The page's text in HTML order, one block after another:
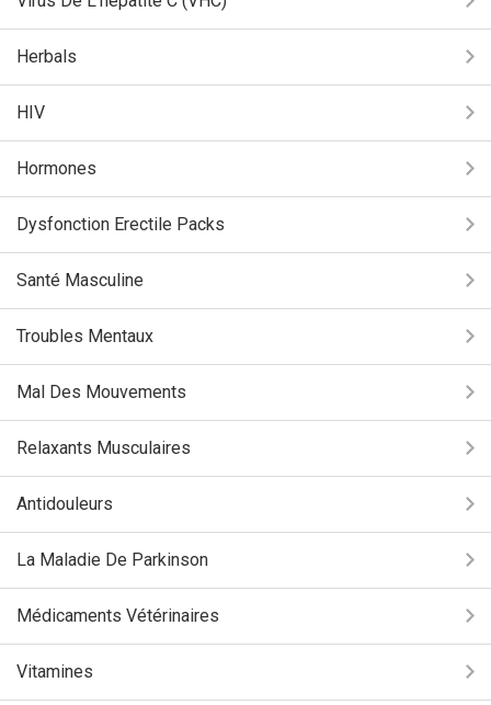
Herbals
HIV
Hormones
Dysfonction Erectile Packs
Santé Masculine
Troubles Mentaux
Mal Des Mouvements
Relaxants Musculaires
Antidouleurs
La Maladie De Parkinson
Médicaments Vétérinaires
Vitamines